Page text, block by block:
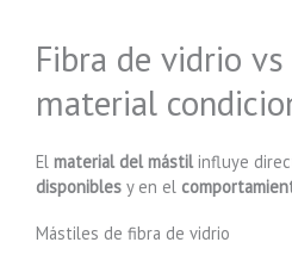
Fibra de vidrio
material
El material del mástilinfluye
disponibles y en el
Mástiles de fibra de vidrio